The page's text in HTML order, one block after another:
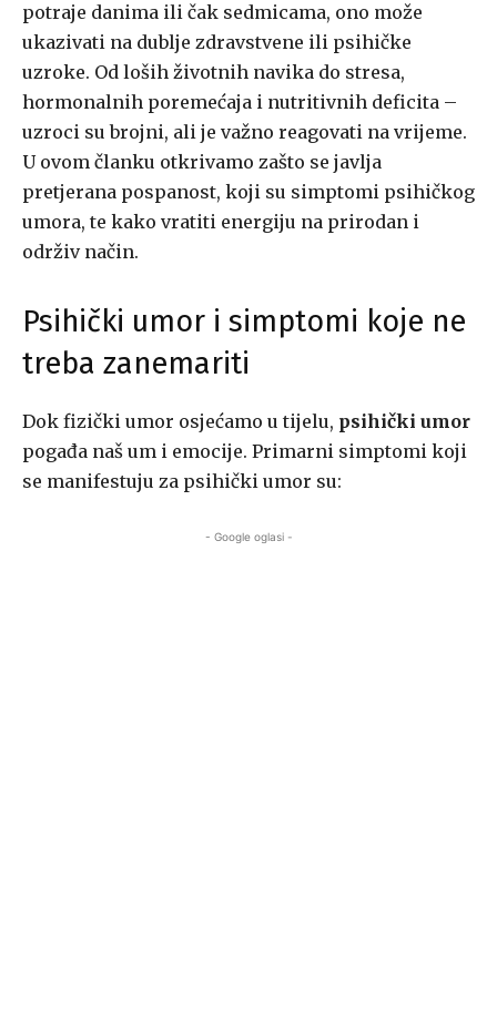
potraje danima ili čak sedmicama, ono može
ukazivati na dublje zdravstvene ili psihičke
uzroke. Od loših životnih navika do stresa,
hormonalnih poremećaja i nutritivnih deficita –
uzroci su brojni, ali je važno reagovati na vrijeme.
U ovom članku otkrivamo zašto se javlja
pretjerana pospanost, koji su simptomi psihičkog
umora, te kako vratiti energiju na prirodan i
održiv način.
Psihički umor i simptomi koje ne
treba zanemariti
Dok fizički umor osjećamo u tijelu, psihički umor
pogađa naš um i emocije. Primarni simptomi koji
se manifestuju za psihički umor su:
- Google oglasi -